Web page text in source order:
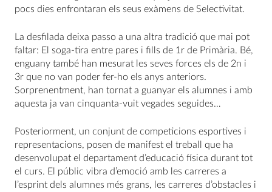
pocs dies enfrontaran els seus exàmens de Selectivitat.
La desfilada deixa passo a una altra tradició que mai pot
faltar: El soga-tira entre pares i fills de 1r de Primària. Bé,
enguany també han mesurat les seves forces els de 2n i
3r que no van poder fer-ho els anys anteriors.
Sorprenentment, han tornat a guanyar els alumnes i amb
aquesta ja van cinquanta-vuit vegades seguides…
Posteriorment, un conjunt de competicions esportives i
representacions, posen de manifest el treball que ha
desenvolupat el departament d’educació física durant tot
el curs. El públic vibra d’emoció amb les carreres a
l’esprint dels alumnes més grans, les carreres d’obstacles i